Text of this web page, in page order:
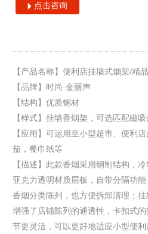
点击咨询
【产品名称】便利店挂墙式烟架/精
【品牌】时尚·金丽声
【结构】优质钢材
【样式】挂墙香烟架，可选匹配磁吸
【应用】可运用至小型超市、便利
茄，餐巾纸等
【描述】此款香烟采用钢制结构，
亚克力透明材质层板，自带分隔功
香烟分类陈列，也方便拆卸清理；
增强了店铺陈列的通透性，卡扣式
节更灵活，可以更好地适应小型便